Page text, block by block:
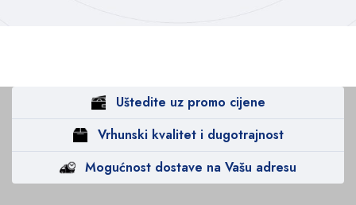
Uštedite uz promo cijene
Vrhunski kvalitet i dugotrajnost
Mogućnost dostave na Vašu adresu